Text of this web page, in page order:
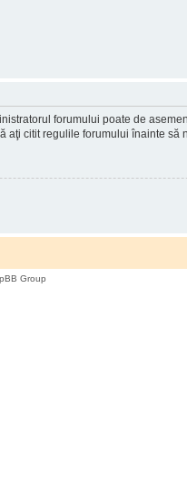
forumului poate de
citit regulile forumului înainte să
Group